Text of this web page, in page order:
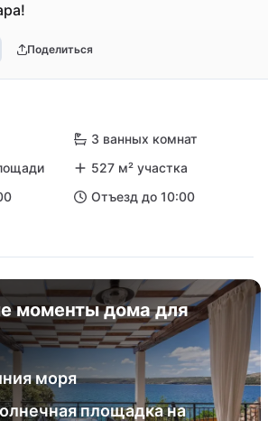
Поделиться
3 ванных комнат
527 м² участка
Отъезд до 10:00
моменты дома для
моря
площадка на